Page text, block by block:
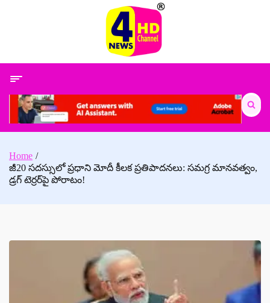
Search
for:
Home
జీ20 సదస్సులో ప్రధాని మోదీ కీలక ప్రతిపాదనలు: సమగ్ర మానవత్వం,
డ్రగ్ టెర్రర్‌పై పోరాటం!